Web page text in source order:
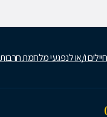
ו/או לנפגעי מלחמת